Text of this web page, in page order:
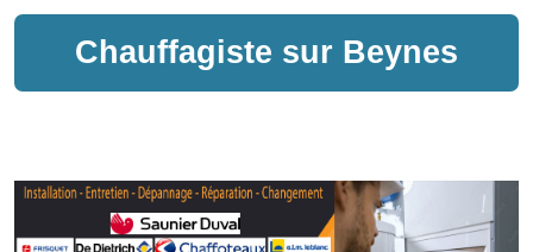
Chauffagiste sur Beynes